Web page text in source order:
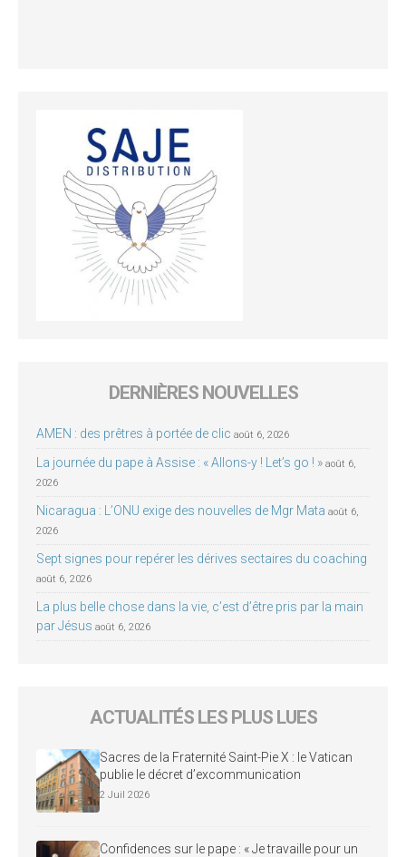
DERNIÈRES NOUVELLES
AMEN : des prêtres à portée de clic août 6, 2026
La journée du pape à Assise : « Allons-y ! Let’s go ! » août 6,
2026
Nicaragua : L’ONU exige des nouvelles de Mgr Mata août 6,
2026
Sept signes pour repérer les dérives sectaires du coaching
août 6, 2026
La plus belle chose dans la vie, c’est d’être pris par la main
par Jésus août 6, 2026
ACTUALITÉS LES PLUS LUES
Sacres de la Fraternité Saint-Pie X : le Vatican
publie le décret d’excommunication
2 Juil 2026
Confidences sur le pape : « Je travaille pour un